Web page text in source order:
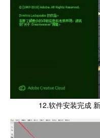
12.软件安装完成